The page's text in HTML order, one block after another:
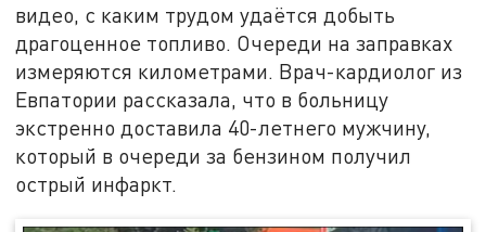
видео, с каким трудом удаётся добыть
драгоценное топливо. Очереди на заправках
измеряются километрами. Врач-кардиолог из
Евпатории рассказала, что в больницу
экстренно доставила 40-летнего мужчину,
который в очереди за бензином получил
острый инфаркт.